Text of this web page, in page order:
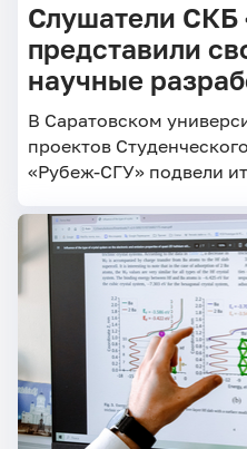
Слушатели
представили
научные
В Саратовском
проектов
«Рубеж-СГУ» подвели